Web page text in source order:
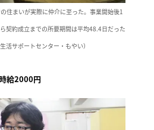
住まいが実際に仲介に至った。事業開始後1
契約成立までの所要期間は平均48.4日だった
活サポートセンター・もやい）
給2000円